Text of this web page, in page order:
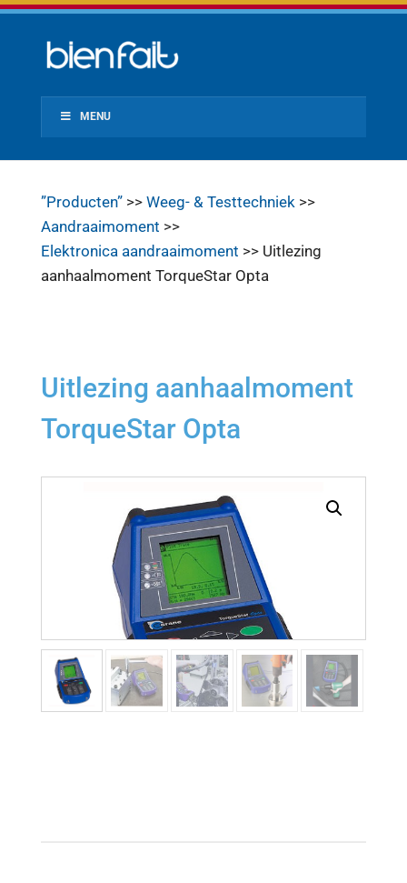
MENU
”Producten”>> Weeg- & Testtechniek>>
Aandraaimoment >>
Elektronica aandraaimoment >> Uitlezing
aanhaalmoment TorqueStar Opta
Uitlezing aanhaalmoment
TorqueStar Opta